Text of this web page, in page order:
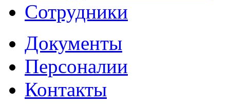
Сотрудники
Документы
Персоналии
Контакты